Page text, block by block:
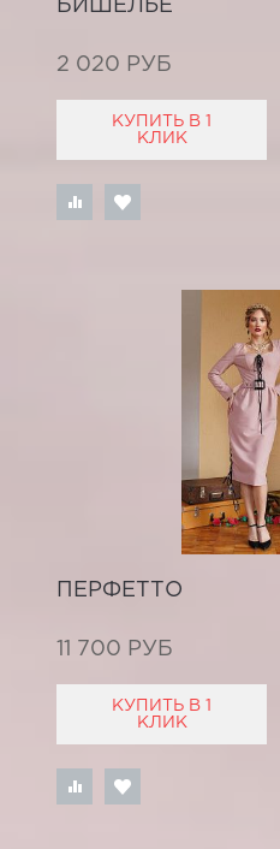
БИШЕЛЬЕ
2 020 РУБ
КУПИТЬ В 1
КЛИК
ПЕРФЕТТО
11 700 РУБ
КУПИТЬ В 1
КЛИК